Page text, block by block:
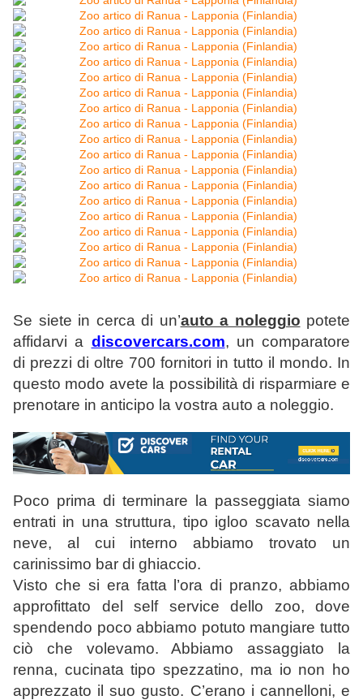
Se siete in cerca di un’auto a noleggio potete
affidarvi a discovercars.com, un comparatore
di prezzi di oltre 700 fornitori in tutto il mondo. In
questo modo avete la possibilità di risparmiare e
prenotare in anticipo la vostra auto a noleggio.
Poco prima di terminare la passeggiata siamo
entrati in una struttura, tipo igloo scavato nella
neve, al cui interno abbiamo trovato un
carinissimo bar di ghiaccio.
Visto che si era fatta l’ora di pranzo, abbiamo
approfittato del self service dello zoo, dove
spendendo poco abbiamo potuto mangiare tutto
ciò che volevamo. Abbiamo assaggiato la
renna, cucinata tipo spezzatino, ma io non ho
apprezzato il suo gusto. C’erano i cannelloni, e